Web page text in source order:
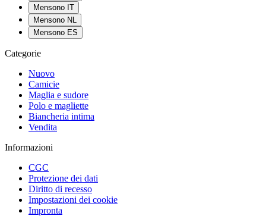
Mensono IT
Mensono NL
Mensono ES
Categorie
Nuovo
Camicie
Maglia e sudore
Polo e magliette
Biancheria intima
Vendita
Informazioni
CGC
Protezione dei dati
Diritto di recesso
Impostazioni dei cookie
Impronta